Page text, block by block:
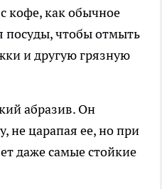
кофе, как обычное
посуды, чтобы отмыть
и другую грязную
абразив. Он
не царапая ее, но при
даже самые стойкие